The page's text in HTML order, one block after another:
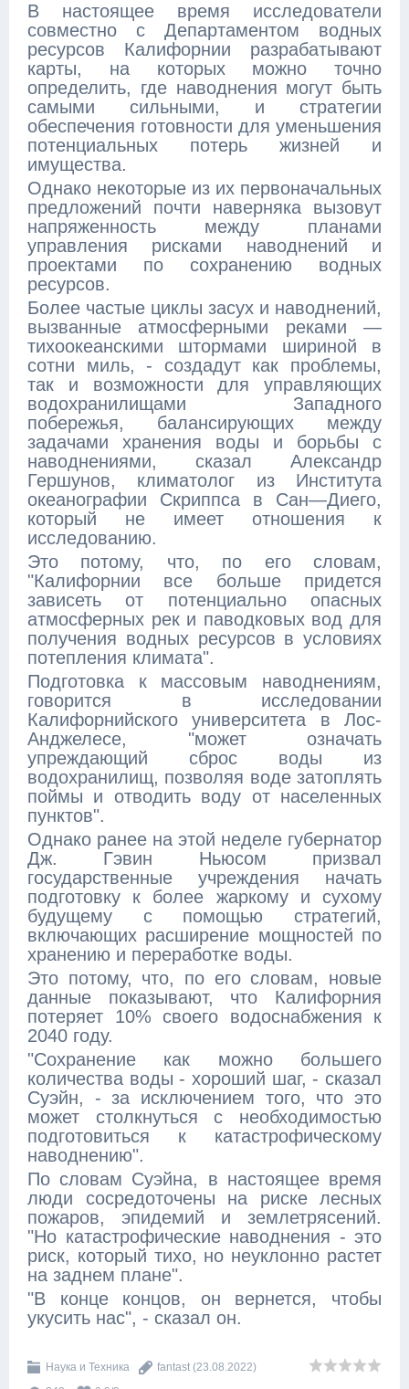
В настоящее время исследователи
совместно с Департаментом водных
ресурсов Калифорнии разрабатывают
карты, на которых можно точно
определить, где наводнения могут быть
самыми сильными, и стратегии
обеспечения готовности для уменьшения
потенциальных потерь жизней и
имущества.
Однако некоторые из их первоначальных
предложений почти наверняка вызовут
напряженность между планами
управления рисками наводнений и
проектами по сохранению водных
ресурсов.
Более частые циклы засух и наводнений,
вызванные атмосферными реками —
тихоокеанскими штормами шириной в
сотни миль, - создадут как проблемы,
так и возможности для управляющих
водохранилищами Западного
побережья, балансирующих между
задачами хранения воды и борьбы с
наводнениями, сказал Александр
Гершунов, климатолог из Института
океанографии Скриппса в Сан—Диего,
который не имеет отношения к
исследованию.
Это потому, что, по его словам,
"Калифорнии все больше придется
зависеть от потенциально опасных
атмосферных рек и паводковых вод для
получения водных ресурсов в условиях
потепления климата".
Подготовка к массовым наводнениям,
говорится в исследовании
Калифорнийского университета в Лос-
Анджелесе, "может означать
упреждающий сброс воды из
водохранилищ, позволяя воде затоплять
поймы и отводить воду от населенных
пунктов".
Однако ранее на этой неделе губернатор
Дж. Гэвин Ньюсом призвал
государственные учреждения начать
подготовку к более жаркому и сухому
будущему с помощью стратегий,
включающих расширение мощностей по
хранению и переработке воды.
Это потому, что, по его словам, новые
данные показывают, что Калифорния
потеряет 10% своего водоснабжения к
2040 году.
"Сохранение как можно большего
количества воды - хороший шаг, - сказал
Суэйн, - за исключением того, что это
может столкнуться с необходимостью
подготовиться к катастрофическому
наводнению".
По словам Суэйна, в настоящее время
люди сосредоточены на риске лесных
пожаров, эпидемий и землетрясений.
"Но катастрофические наводнения - это
риск, который тихо, но неуклонно растет
на заднем плане".
"В конце концов, он вернется, чтобы
укусить нас", - сказал он.
Наука и Техника fantast (23.08.2022)